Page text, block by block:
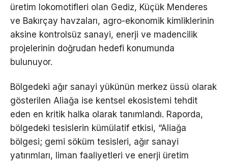
üretim lokomotifleri olan Gediz, Küçük Menderes
ve Bakırçay havzaları, agro-ekonomik kimliklerinin
aksine kontrolsüz sanayi, enerji ve madencilik
projelerinin doğrudan hedefi konumunda
bulunuyor.
Bölgedeki ağır sanayi yükünün merkez üssü olarak
gösterilen Aliağa ise kentsel ekosistemi tehdit
eden en kritik halka olarak tanımlandı. Raporda,
bölgedeki tesislerin kümülatif etkisi, “Aliağa
bölgesi; gemi söküm tesisleri, ağır sanayi
yatırımları, liman faaliyetleri ve enerji üretim